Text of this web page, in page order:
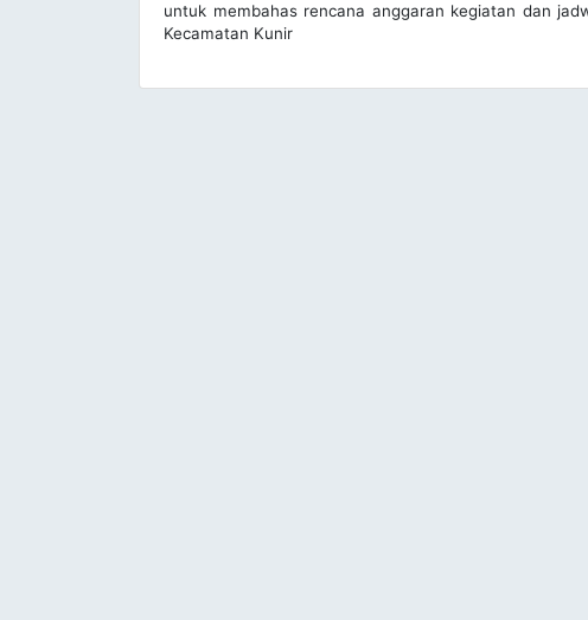
untuk membahas rencana anggaran kegiatan dan
Kecamatan Kunir